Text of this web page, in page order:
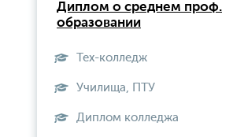
Диплом о среднем проф.
образовании
Тех-колледж
Училища, ПТУ
Диплом колледжа